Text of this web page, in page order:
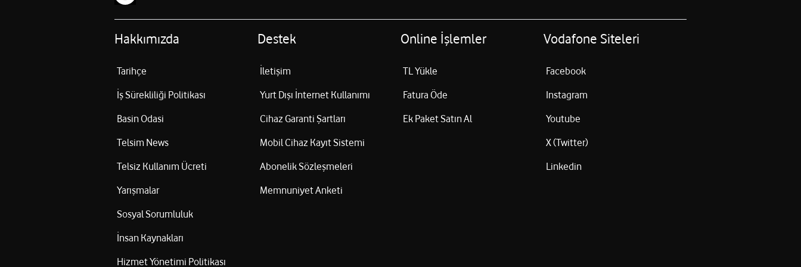
Hakkımızda
Tarihçe
İş Sürekliliği Politikası
Basin Odasi
Telsim News
Telsiz Kullanım Ücreti
Yarışmalar
Sosyal Sorumluluk
İnsan Kaynakları
Hizmet Yönetimi Politikası
Destek
İletişim
Yurt Dışı İnternet Kullanımı
Cihaz Garanti Şartları
Mobil Cihaz Kayıt Sistemi
Abonelik Sözleşmeleri
Memnuniyet Anketi
Online İşlemler
TL Yükle
Fatura Öde
Ek Paket Satın Al
Vodafone Siteleri
Facebook
Instagram
Youtube
X (Twitter)
Linkedin